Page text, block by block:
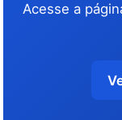
Acesse a